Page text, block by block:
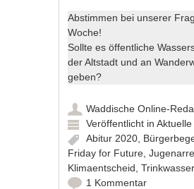
Abstimmen bei unserer
Woche!
Sollte es öffentliche
der Altstadt und an
geben?
Waddische Online-
Veröffentlicht in
Abitur 2020
Friday for Future ,
Klimaentscheid ,
1 Kommentar